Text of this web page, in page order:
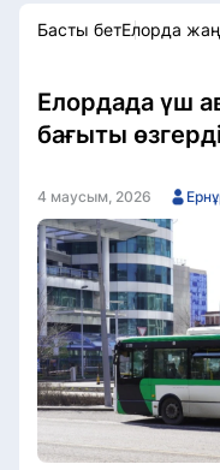
Басты бетЕлорда
Елордада үш
бағыты өзгерді
4 маусым, 2026